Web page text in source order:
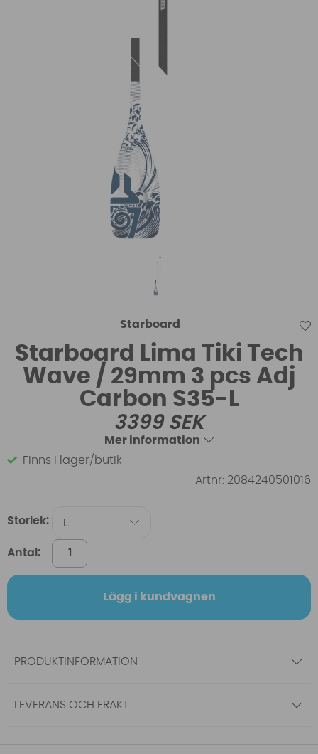
Starboard
Starboard Lima Tiki Tech
Wave / 29mm 3 pcs Adj
Carbon S35-L
3399SEK
Mer information
Finns i lager/butik
Artnr: 2084240501016
Storlek:
Antal:
Lägg i kundvagnen
PRODUKTINFORMATION
LEVERANS OCH FRAKT